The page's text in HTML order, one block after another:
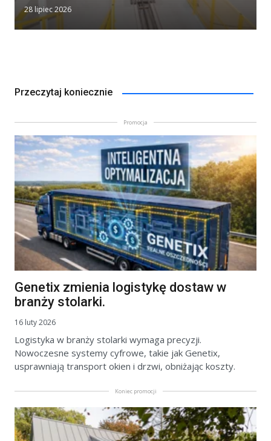
28 lipiec 2026
Przeczytaj koniecznie
Promocja
Genetix zmienia logistykę dostaw w
branży stolarki.
16 luty 2026
Logistyka w branży stolarki wymaga precyzji.
Nowoczesne systemy cyfrowe, takie jak Genetix,
usprawniają transport okien i drzwi, obniżając koszty.
Koniec promocji